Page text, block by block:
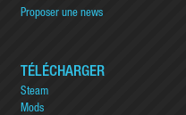
Proposer une news
TÉLÉCHARGER
Steam
Mods